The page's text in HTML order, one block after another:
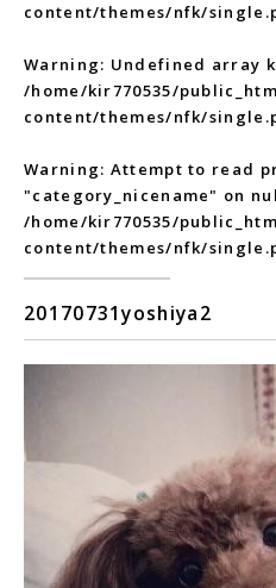
content/themes/nfk/
Warning: Undefined array
/home/kir770535/
content/themes/nfk/
Warning: Attempt to read
"category_nicename" on
/home/kir770535/
content/themes/nfk/
20170731yoshiya2